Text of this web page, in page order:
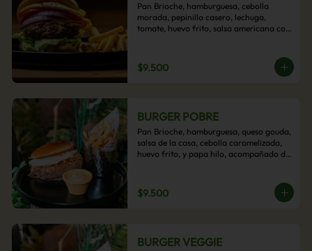
Pan Brioche, hamburguesa, cebolla
morada, pepinillo casero, lechuga,
tomate, huevo frito, salsa americana con
$9.500
BURGER POBRE
Pan Brioche, hamburguesa, queso gouda,
salsa de la casa, cebolla caramelizada,
huevo frito, y papa hilo, acompañado de
$9.500
BURGER VEGGIE